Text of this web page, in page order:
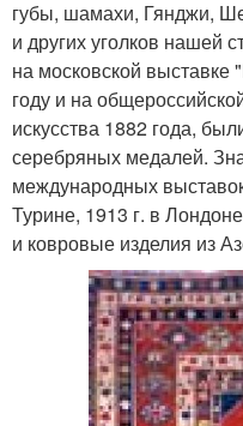
губы, шамахи, Гянджи,
и других уголков нашей
на московской
году и на
искусства 1882 года,
серебряных медалей.
международных
Турине, 1913 г. в
и ковровые изделия из